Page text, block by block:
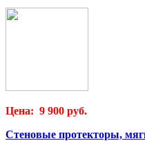
Цена: 9 900 руб.
Стеновые протекторы,